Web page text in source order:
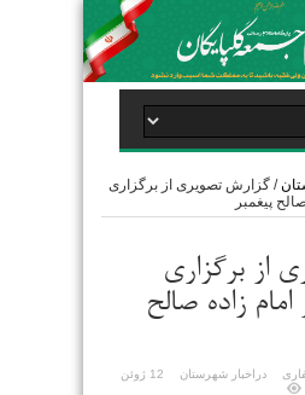
/ گزارش تصویری از برگزاری
پیغمبر
از برگزاری
زاده صالح
در اخبار شهرستان
12 ژوئن